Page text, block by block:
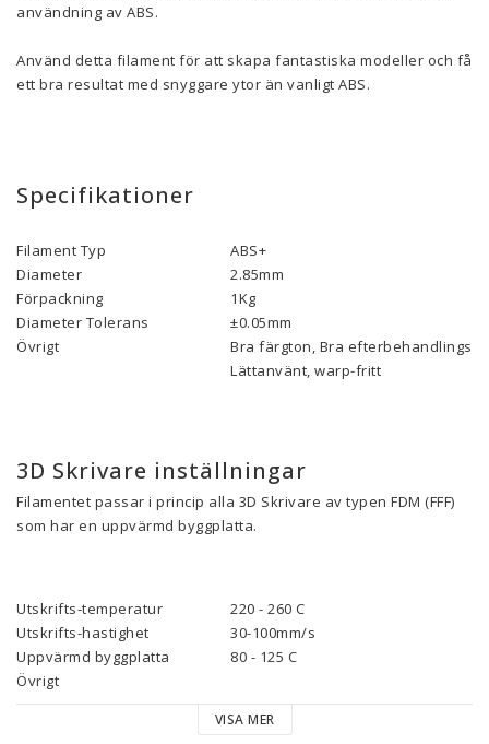
användning av ABS.
Använd detta filament för att skapa fantastiska modeller och få
ett bra resultat med snyggare ytor än vanligt ABS.
Specifikationer
Filament Typ
ABS+
Diameter
2.85mm
Förpackning
1Kg
Diameter Tolerans
±0.05mm
Övrigt
Bra färgton, Bra efterbehandlings-
Lättanvänt, warp-fritt
3D Skrivare inställningar
Filamentet passar i princip alla 3D Skrivare av typen FDM (FFF)
som har en uppvärmd byggplatta.
Utskrifts-temperatur
220 - 260 C
Utskrifts-hastighet
30-100mm/s
Uppvärmd byggplatta
80 - 125 C
Övrigt
VISA MER